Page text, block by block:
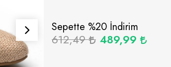
Sepette %20İndirim
612,49 489,99